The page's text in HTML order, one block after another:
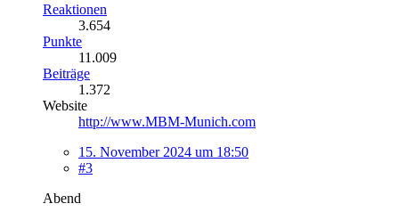
Reaktionen
3.654
Punkte
11.009
Beiträge
1.372
Website
http://www.MBM-Munich.com
15. November 2024 um 18:50
#3
Abend